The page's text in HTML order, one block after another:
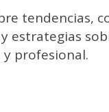
tendencias,
estrategias
profesional.